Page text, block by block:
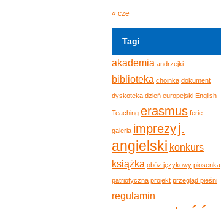
« cze
Tagi
akademia andrzejki
biblioteka choinka dokument
dyskoteka dzień europejski English
Teaching erasmus ferie
galeria imprezyj.
angielski konkurs
książka obóz językowy piosenka
patriotyczna projekt przegląd pieśni
regulamin